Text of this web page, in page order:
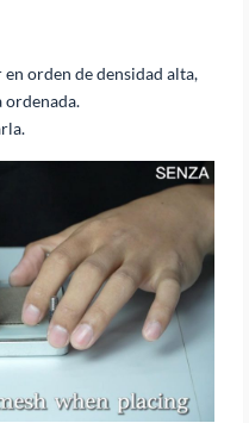
orden de densidad alta,
ordenada.